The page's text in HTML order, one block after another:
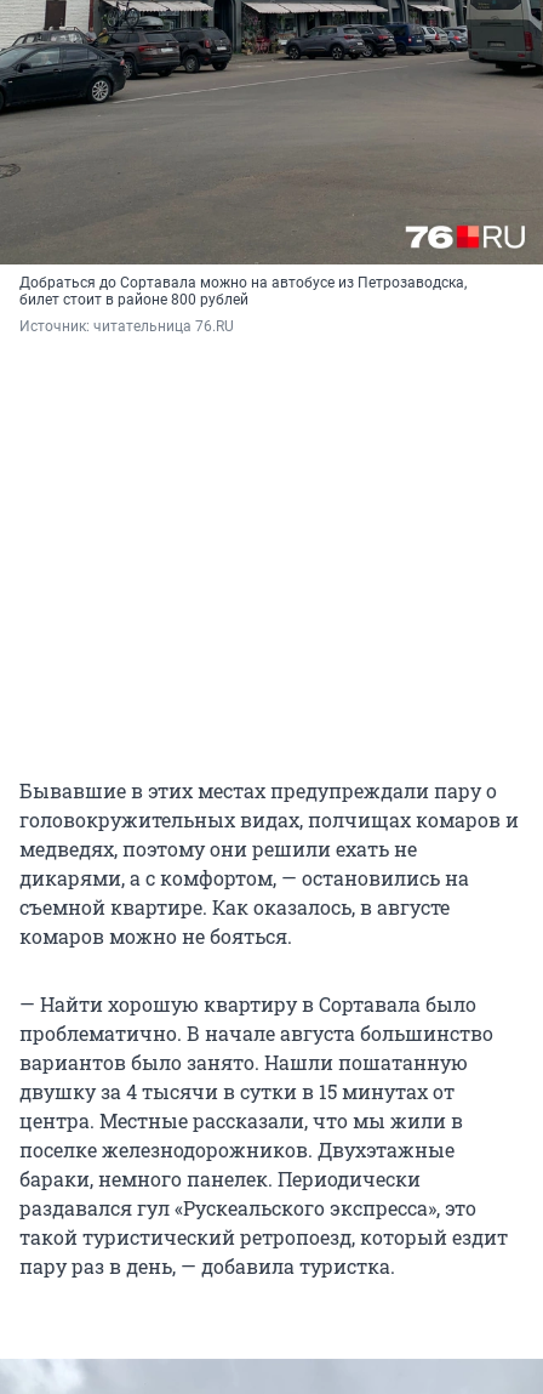
Добраться до Сортавала можно на автобусе из Петрозаводска,
билет стоит в районе 800 рублей
Источник: читательница 76.RU
Бывавшие в этих местах предупреждали пару о
головокружительных видах, полчищах комаров и
медведях, поэтому они решили ехать не
дикарями, а с комфортом, — остановились на
съемной квартире. Как оказалось, в августе
комаров можно не бояться.
— Найти хорошую квартиру в Сортавала было
проблематично. В начале августа большинство
вариантов было занято. Нашли пошатанную
двушку за 4 тысячи в сутки в 15 минутах от
центра. Местные рассказали, что мы жили в
поселке железнодорожников. Двухэтажные
бараки, немного панелек. Периодически
раздавался гул «Рускеальского экспресса», это
такой туристический ретропоезд, который ездит
пару раз в день, — добавила туристка.